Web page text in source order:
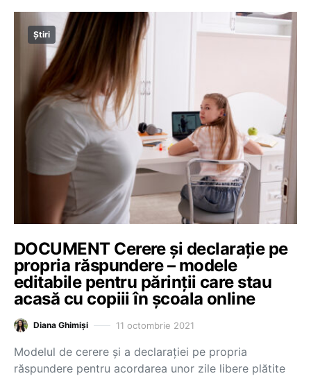
Știri
DOCUMENT Cerere și declarație pe
propria răspundere – modele
editabile pentru părinții care stau
acasă cu copiii în școala online
Diana Ghimiși 11 octombrie 2021
Modelul de cerere și a declarației pe propria
răspundere pentru acordarea unor zile libere plătite